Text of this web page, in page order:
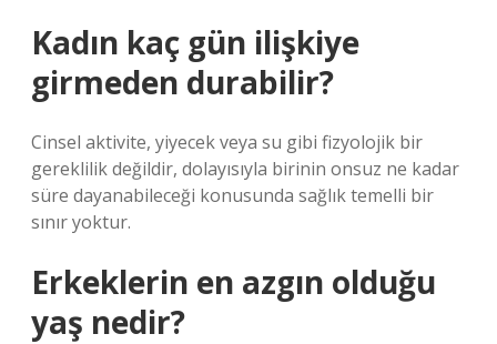
Kadın kaç gün ilişkiye
girmeden durabilir?
Cinsel aktivite, yiyecek veya su gibi fizyolojik bir
gereklilik değildir, dolayısıyla birinin onsuz ne kadar
süre dayanabileceği konusunda sağlık temelli bir
sınır yoktur.
Erkeklerin en azgın olduğu
yaş nedir?